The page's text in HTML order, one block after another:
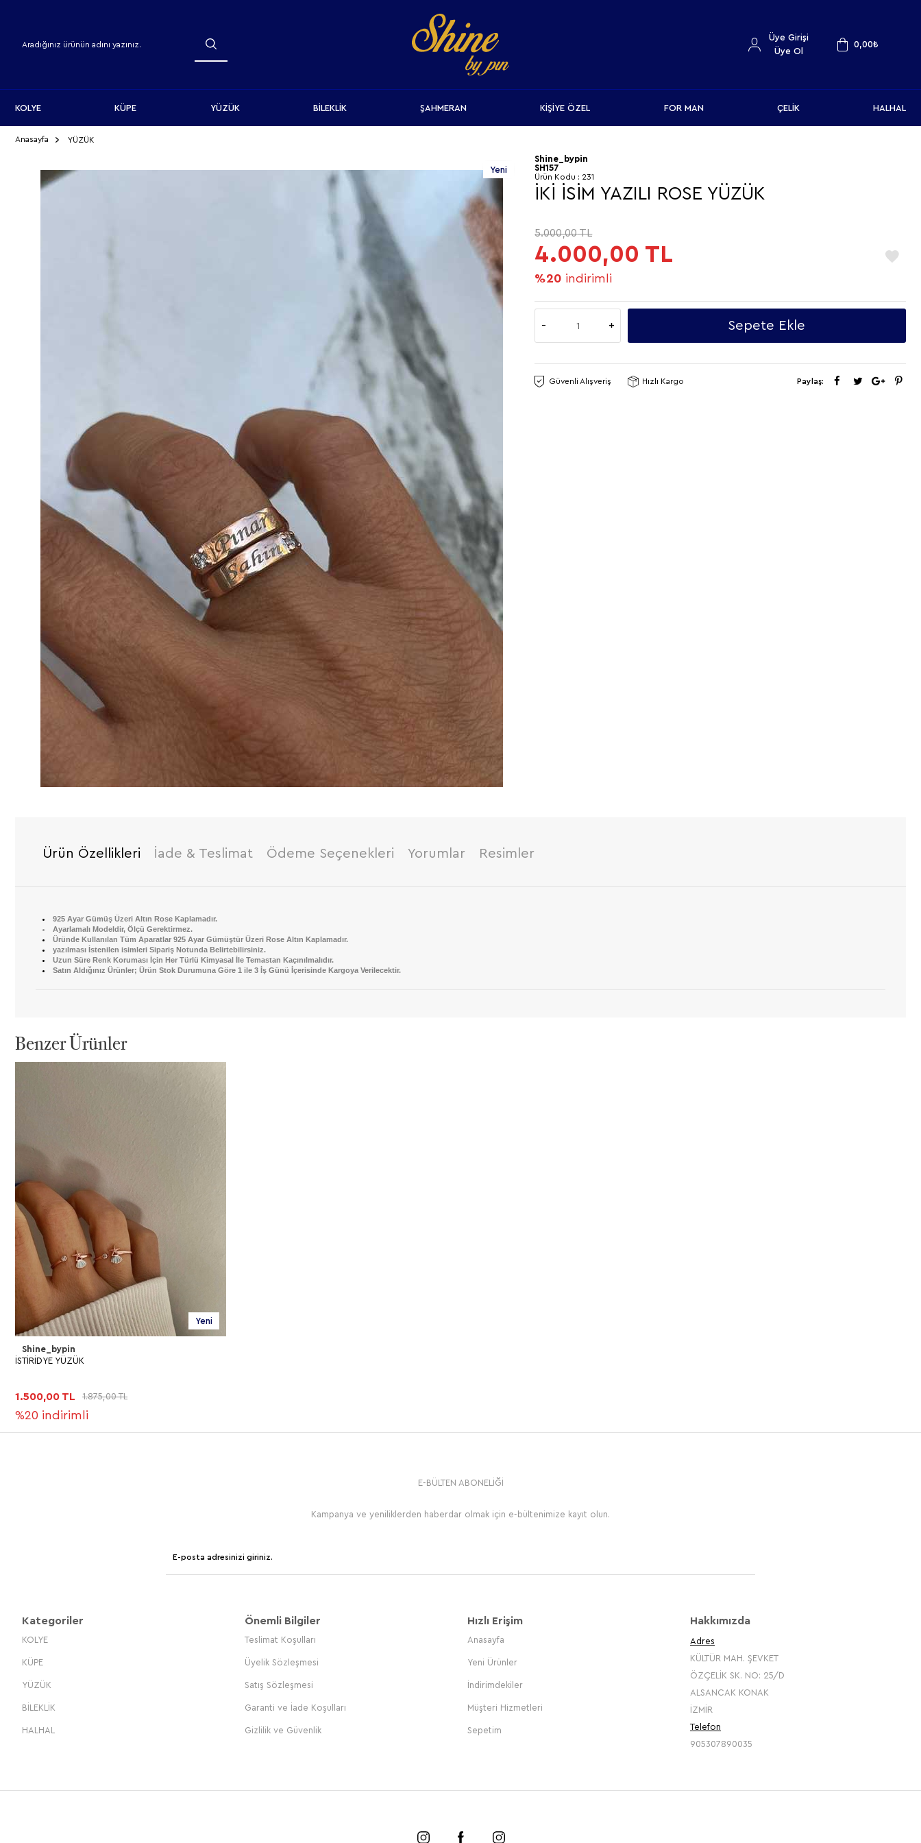
Üye Girişi
Üye Ol
0,00₺
KOLYE KÜPE YÜZÜK BİLEKLİK ŞAHMERAN KİŞİYE ÖZEL FOR MAN ÇELİK HALHAL
Anasayfa YÜZÜK
Yeni
Shine_bypin
SH157
Ürün Kodu : 231
İKİ İSİM YAZILI ROSE YÜZÜK
5.000,00TL
4.000,00 TL
%20 indirimli
Sepete Ekle
Güvenli Alışveriş Hızlı Kargo Paylaş:
Ürün Özellikleri İade & Teslimat Ödeme Seçenekleri Yorumlar Resimler
925 Ayar Gümüş Üzeri Altın Rose Kaplamadır.
Ayarlamalı Modeldir, Ölçü Gerektirmez.
Üründe Kullanılan Tüm Aparatlar 925 Ayar Gümüştür Üzeri Rose Altın Kaplamadır.
yazılması İstenilen isimleri Sipariş Notunda Belirtebilirsiniz.
Uzun Süre Renk Koruması İçin Her Türlü Kimyasal İle Temastan Kaçınılmalıdır.
Satın Aldığınız Ürünler; Ürün Stok Durumuna Göre 1 ile 3 İş Günü İçerisinde Kargoya Verilecektir.
Benzer Ürünler
Yeni
Shine_bypin
İSTİRİDYE YÜZÜK
1.500,00 TL 1.875,00 TL
%20 indirimli
E-BÜLTEN ABONELİĞİ
Kampanya ve yeniliklerden haberdar olmak için e-bültenimize kayıt olun.
Kategoriler
KOLYE
KÜPE
YÜZÜK
BİLEKLİK
HALHAL
Önemli Bilgiler
Teslimat Koşulları
Üyelik Sözleşmesi
Satış Sözleşmesi
Garanti ve İade Koşulları
Gizlilik ve Güvenlik
Hızlı Erişim
Anasayfa
Yeni Ürünler
İndirimdekiler
Müşteri Hizmetleri
Sepetim
Hakkımızda
Adres
KÜLTÜR MAH. ŞEVKET
ÖZÇELİK SK. NO: 25/D
ALSANCAK KONAK
İZMİR
Telefon
905307890035